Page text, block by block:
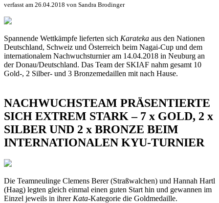
verfasst am 26.04.2018 von Sandra Brodinger
Spannende Wettkämpfe lieferten sich Karateka aus den Nationen
Deutschland, Schweiz und Österreich beim Nagai-Cup und dem
internationalem Nachwuchsturnier am 14.04.2018 in Neuburg an
der Donau/Deutschland. Das Team der SKIAF nahm gesamt 10
Gold-, 2 Silber- und 3 Bronzemedaillen mit nach Hause.
NACHWUCHSTEAM PRÄSENTIERTE
SICH EXTREM STARK – 7 x GOLD, 2 x
SILBER UND 2 x BRONZE BEIM
INTERNATIONALEN KYU-TURNIER
Die Teamneulinge Clemens Berer (Straßwalchen) und Hannah Hartl
(Haag) legten gleich einmal einen guten Start hin und gewannen im
Einzel jeweils in ihrer Kata-Kategorie die Goldmedaille.